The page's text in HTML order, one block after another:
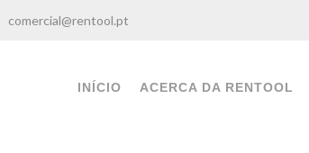
comercial@rentool.pt
INÍCIO ACERCA DA RENTOOL